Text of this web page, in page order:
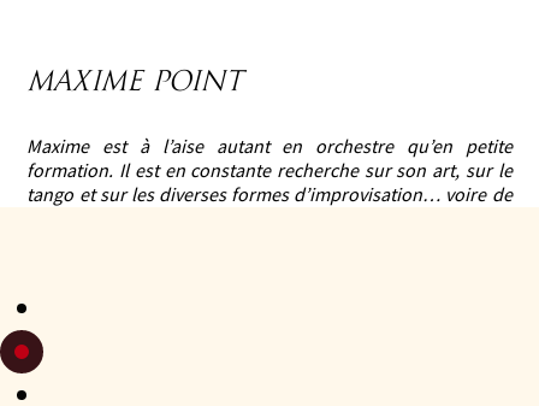
Maxime Point
Maxime est à l’aise autant en orchestre qu’en petite
formation. Il est en constante recherche sur son art, sur le
tango et sur les diverses formes d’improvisation… voire de
musiciens et univers artistiques, sa sensibilité au monde
rendent son jeu touchant et rayonnant.